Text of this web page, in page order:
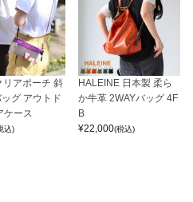
リアポーチ 斜
グ アウトド
ケース
込)
HALEINE 日本製 柔ら
か牛革 2WAYバッグ 4F
B
¥22,000(税込)